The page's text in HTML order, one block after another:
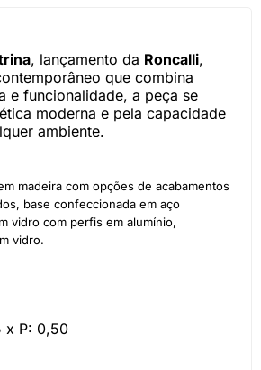
, lançamento da Roncalli,
que combina
e funcionalidade, a peça se
moderna e pela capacidade
ambiente.
madeira com opções de acabamentos
base confeccionada em aço
vidro com perfis em alumínio,
vidro.
x P: 0,50